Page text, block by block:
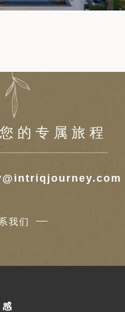
的专属旅程
我们